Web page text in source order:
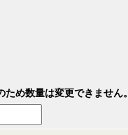
め数量は変更できません。